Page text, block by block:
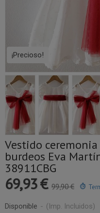
¡Precioso!
Vestido
burdeos Eva
38911CBG
69,93 € 99,90 €
Disponible - (Imp. Incluidos)